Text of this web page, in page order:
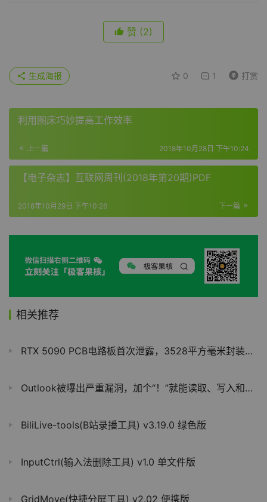
赞 (2)
0 1 打赏
生成海报
利用图床巧妙提高工作效率
上一篇 2018年10月28日 下午10:24
【电子杂志】互联网周刊(2018年第20期)PDF
下一篇
2018年10月29日 下午10:26
相关推荐
RTX 5090 PCB电路板首次泄露，3528平方毫米封装巨型核心
Outlook被曝出严重漏洞，加个“！”就能读取、写入和删除文档
BiliLive-tools(B站录播工具) v3.19.0 绿色版
InputCtrl(输入法删除工具) v1.0 单文件版
GridMove(快捷分屏工具) v2.02 便携版